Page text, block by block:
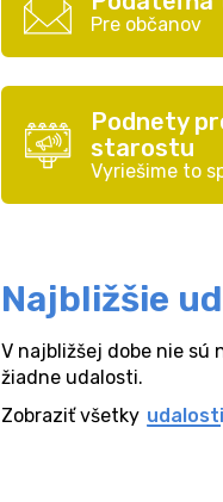
Pre občanov
Podnety
starostu
Vyriešime to
Najbližšie
V najbližšej dobe nie sú
žiadne udalosti.
Zobraziť všetky udalosti